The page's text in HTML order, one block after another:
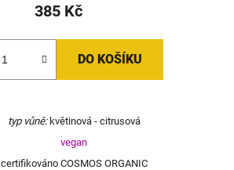
385 Kč
DO KOŠÍKU
typ vůně:květinová - citrusová
vegan
certifikováno COSMOS ORGANIC